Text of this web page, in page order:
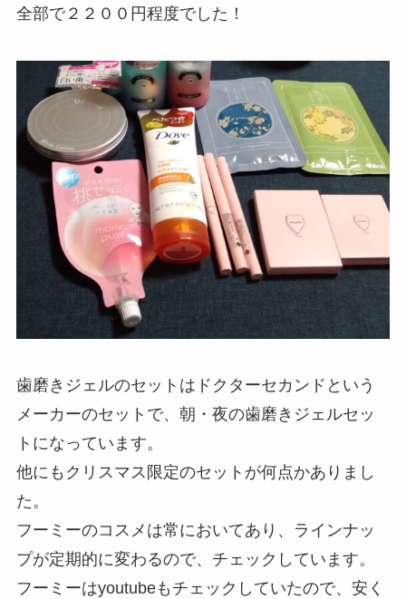
全部で２２００円程度でした！
歯磨きジェルのセットはドクターセカンドという
メーカーのセットで、朝・夜の歯磨きジェルセッ
トになっています。
他にもクリスマス限定のセットが何点かありまし
た。
フーミーのコスメは常においてあり、ラインナッ
プが定期的に変わるので、チェックしています。
フーミーはyoutubeもチェックしていたので、安く